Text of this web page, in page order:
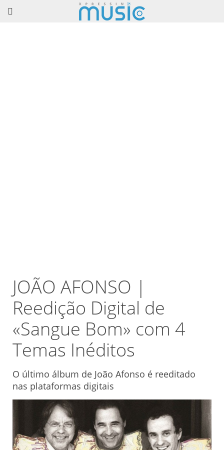
JOÃO AFONSO |
Reedição Digital de
«Sangue Bom» com 4
Temas Inéditos
O último álbum de João Afonso é reeditado
nas plataformas digitais